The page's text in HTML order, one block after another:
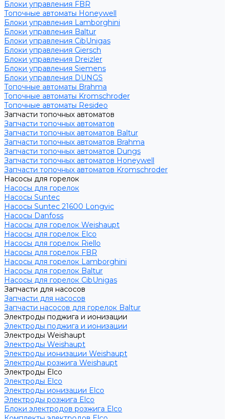
Блоки управления FBR
Топочные автоматы Honeywell
Блоки управления Lamborghini
Блоки управления Baltur
Блоки управления CibUnigas
Блоки управления Giersch
Блоки управления Dreizler
Блоки управления Siemens
Блоки управления DUNGS
Топочные автоматы Brahma
Топочные автоматы Kromschroder
Топочные автоматы Resideo
Запчасти топочных автоматов
Запчасти топочных автоматов
Запчасти топочных автоматов Baltur
Запчасти топочных автоматов Brahma
Запчасти топочных автоматов Dungs
Запчасти топочных автоматов Honeywell
Запчасти топочных автоматов Kromschroder
Насосы для горелок
Насосы для горелок
Насосы Suntec
Насосы Suntec 21600 Longvic
Насосы Danfoss
Насосы для горелок Weishaupt
Насосы для горелок Elco
Насосы для горелок Riello
Насосы для горелок FBR
Насосы для горелок Lamborghini
Насосы для горелок Baltur
Насосы для горелок CibUnigas
Запчасти для насосов
Запчасти для насосов
Запчасти насосов для горелок Baltur
Электроды поджига и ионизации
Электроды поджига и ионизации
Электроды Weishaupt
Электроды Weishaupt
Электроды ионизации Weishaupt
Электроды розжига Weishaupt
Электроды Elco
Электроды Elco
Электроды ионизации Elco
Электроды розжига Elco
Блоки электродов розжига Elco